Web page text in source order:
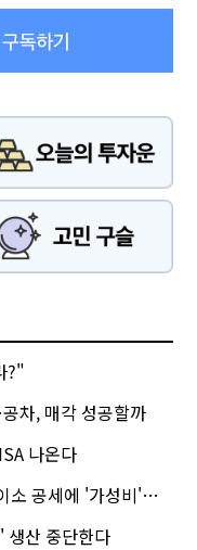
?"
차, 매각 성공할까
나온다
세에 '가성비'로 맞불
생산 중단한다